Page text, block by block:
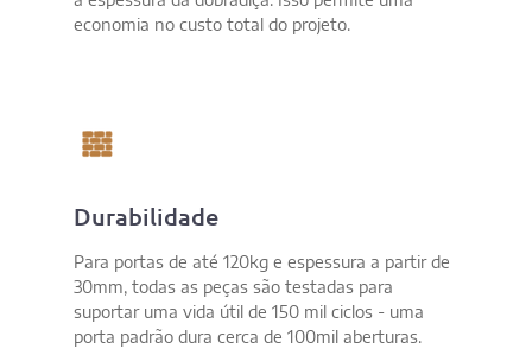
economia no custo total do projeto.
Durabilidade
Para portas de até 120kg e espessura a partir de
30mm, todas as peças são testadas para
suportar uma vida útil de 150 mil ciclos - uma
porta padrão dura cerca de 100mil aberturas.